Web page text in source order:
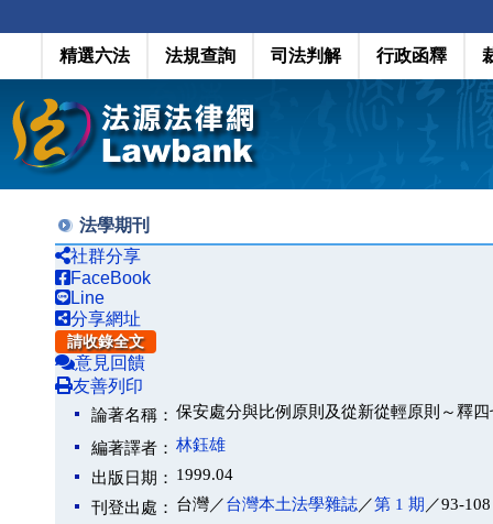
精選六法 法規查詢 司法判解 行政函釋
法學期刊
社群分享
FaceBook
Line
分享網址
請收錄全文
意見回饋
友善列印
論著名稱： 保安處分與比例原則及從新從輕原則～釋四
編著譯者： 林鈺雄
出版日期： 1999.04
刊登出處： 台灣／台灣本土法學雜誌／第 1 期 ／93-